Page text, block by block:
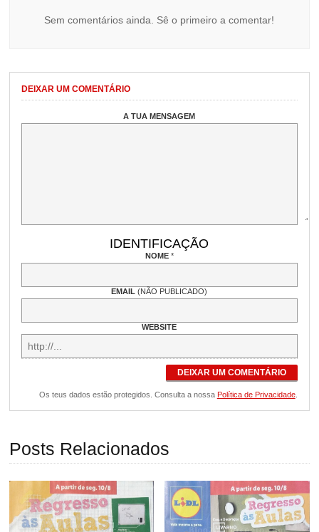
Sem comentários ainda. Sê o primeiro a comentar!
DEIXAR UM COMENTÁRIO
A TUA MENSAGEM
IDENTIFICAÇÃO
NOME *
EMAIL(NÃO PUBLICADO)
WEBSITE
DEIXAR UM COMENTÁRIO
Os teus dados estão protegidos. Consulta a nossa Política de Privacidade.
Posts Relacionados